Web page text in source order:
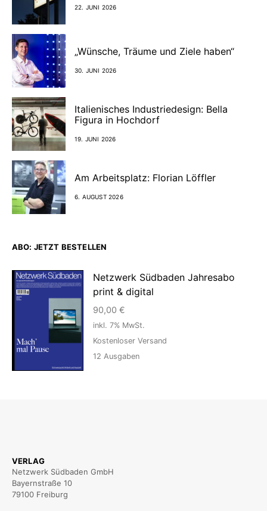
22. JUNI 2026
„Wünsche, Träume und Ziele haben“
30. JUNI 2026
Italienisches Industriedesign: Bella
Figura in Hochdorf
19. JUNI 2026
Am Arbeitsplatz: Florian Löffler
6. AUGUST 2026
ABO: JETZT BESTELLEN
Netzwerk Südbaden Jahresabo
print & digital
90,00 €
inkl. 7% MwSt.
Kostenloser Versand
12 Ausgaben
VERLAG
Netzwerk Südbaden GmbH
Bayernstraße 10
79100 Freiburg